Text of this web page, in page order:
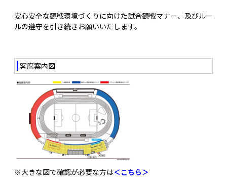
安心安全な観戦環境づくりに向けた試合観戦マナー、及びルー
ルの遵守を引き続きお願いいたします。
客席案内図
※大きな図で確認が必要な方は＜こちら＞